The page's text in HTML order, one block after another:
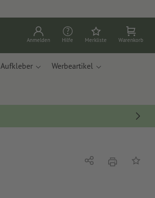
Anmelden Hilfe Merkliste Warenkorb
Aufkleber Werbeartikel
Teilen DruckenAuf